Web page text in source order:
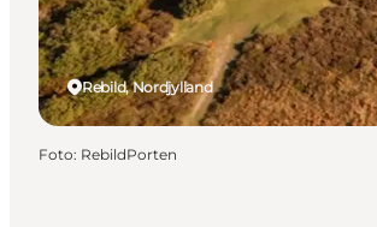
Rebild, Nordjylland
Foto: RebildPorten